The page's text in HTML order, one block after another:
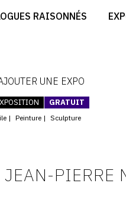
RAISONNÉS
CRÉER SON
UNE EXPO
GRATUIT
Peinture Sculpture
JEAN-PIERRE